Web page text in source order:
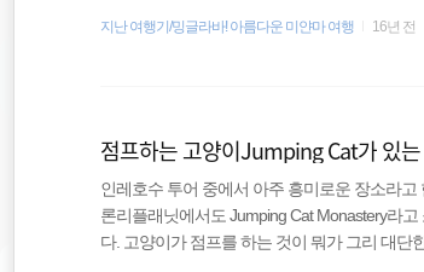
와 사람과 호수는 그모습 그대로 살아가고 있
지난 여행기/밍글라바! 아름다운 미얀마 여행 16년 전
점프하는 고양이Jumping Cat가 있
인레호수 투어 중에서 아주 흥미로운 장소라
론리플래닛에서도 Jumping Cat Monastery라
다. 고양이가 점프를 하는 것이 뭐가 그리 대단